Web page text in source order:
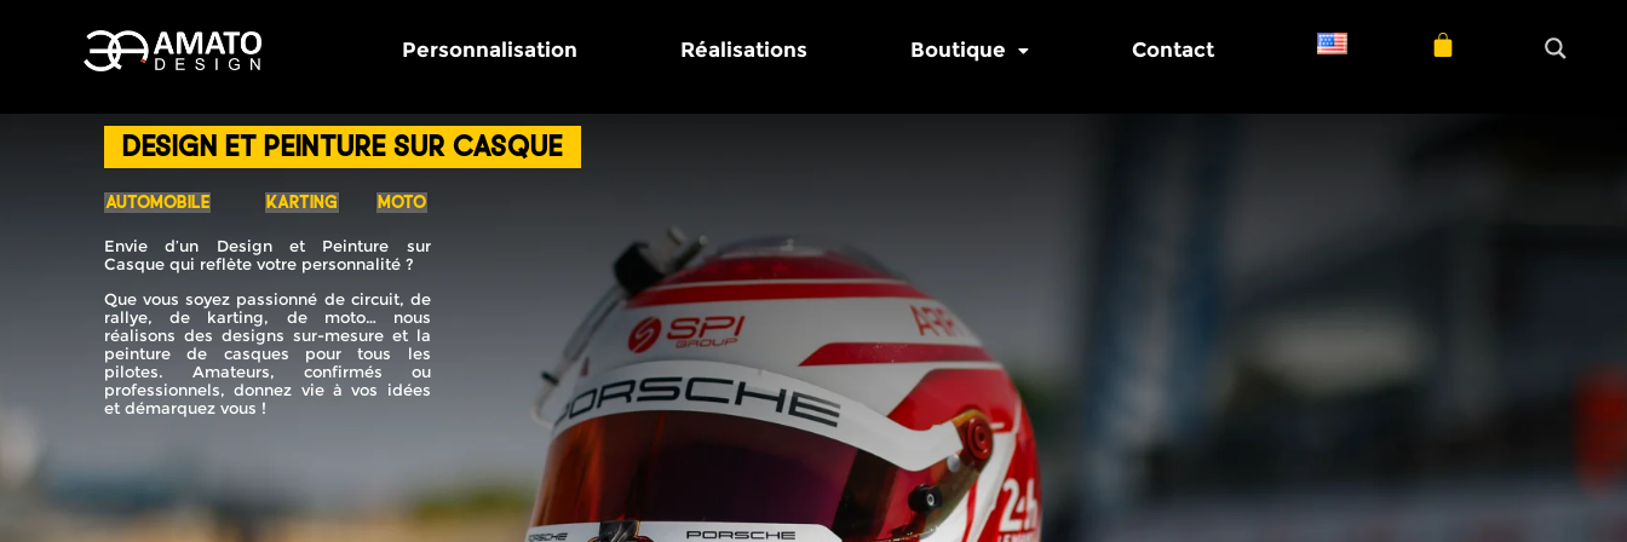
Personnalisation Réalisations Boutique Contact
Design et Peinture sur Casque
AUTOMOBILE KARTING MOTO
Envie d’un Design et Peinture sur
Casque qui reflète votre personnalité ?
Que vous soyez passionné de circuit, de
rallye, de karting, de moto… nous
réalisons des designs sur-mesure et la
peinture de casques pour tous les
pilotes. Amateurs, confirmés ou
professionnels, donnez vie à vos idées
et démarquez vous !